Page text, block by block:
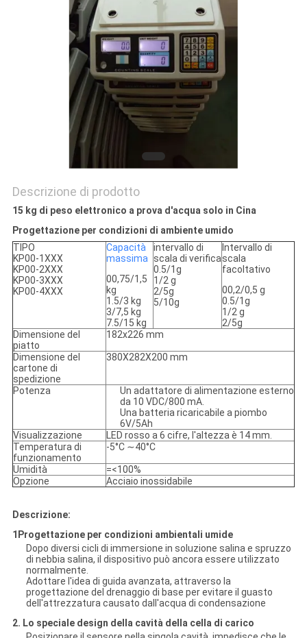
PRIVACY
Descrizione di prodotto
15 kg di peso elettronico a prova d'acqua solo in Cina
Progettazione per condizioni di ambiente umido
TIPO
KP00-1XXX
KP00-2XXX
KP00-3XXX
KP00-4XXX
Capacità
massima
00,75/1,5
kg
1.5/3 kg
3/7,5 kg
7.5/15 kg
intervallo di
scala di verifica
0.5/1g
1/2 g
2/5g
5/10g
Intervallo di
scala
facoltativo
00,2/0,5 g
0.5/1g
1/2 g
2/5g
Dimensione del
piatto
182x226 mm
Dimensione del
cartone di
spedizione
380X282X200 mm
Potenza
Un adattatore di alimentazione esterno
da 10 VDC/800 mA.
Una batteria ricaricabile a piombo
6V/5Ah
Visualizzazione
LED rosso a 6 cifre, l'altezza è 14 mm.
Temperatura di
funzionamento
-5°C ∼40°C
Umidità
=<100%
Opzione
Acciaio inossidabile
Descrizione:
1Progettazione per condizioni ambientali umide
Dopo diversi cicli di immersione in soluzione salina e spruzzo
di nebbia salina, il dispositivo può ancora essere utilizzato
normalmente.
Adottare l'idea di guida avanzata, attraverso la
progettazione del drenaggio di base per evitare il guasto
dell'attrezzatura causato dall'acqua di condensazione
2. Lo speciale design della cavità della cella di carico